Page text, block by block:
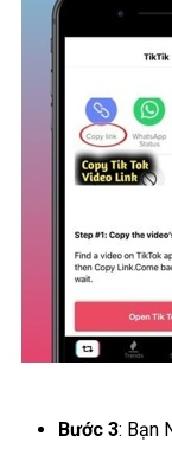
Bước 3: Bạn